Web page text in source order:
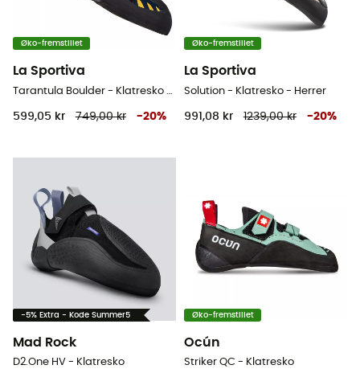
Øko-fremstillet
La Sportiva
599,05 kr 749,00 kr -20%
Øko-fremstillet
La Sportiva
Solution - Klatresko - Herrer
991,08 kr 1239,00 kr -20%
-5% Extra - Kode Summer5
Mad Rock
D2.One HV - Klatresko
Øko-fremstillet
Ocún
Striker QC - Klatresko